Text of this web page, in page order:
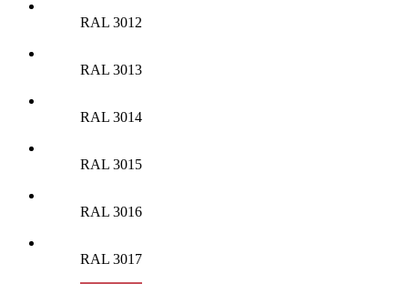
RAL 3012
RAL 3013
RAL 3014
RAL 3015
RAL 3016
RAL 3017